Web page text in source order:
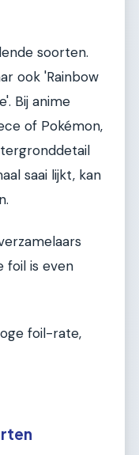
soorten.
ook 'Rainbow
Bij anime
of Pokémon,
saai lijkt, kan
foil is even
foil-rate,